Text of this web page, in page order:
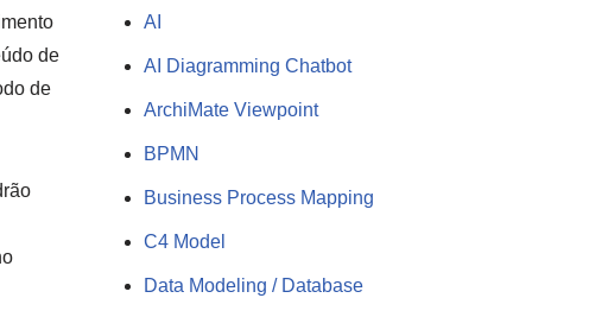
de
de
AI
AI Diagramming Chatbot
ArchiMate Viewpoint
BPMN
Business Process Mapping
C4 Model
Data Modeling / Database